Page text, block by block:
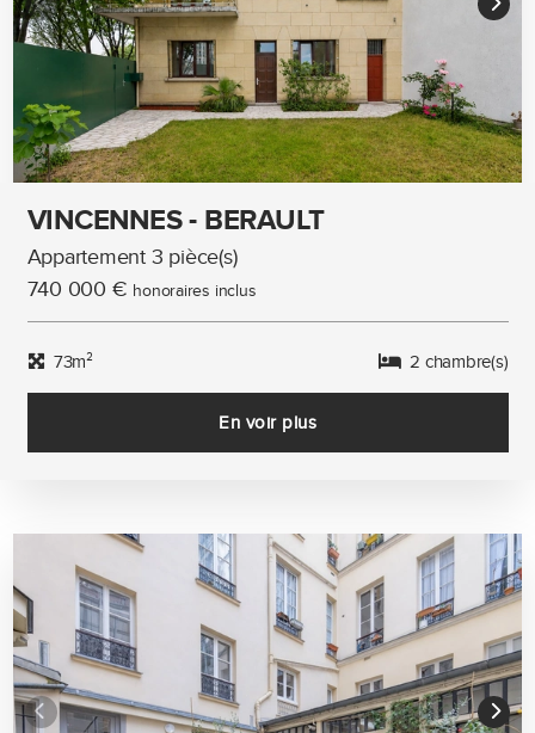
VINCENNES - BERAULT
Appartement 3 pièce(s)
740 000 € honoraires inclus
73m² 2 chambre(s)
En voir plus